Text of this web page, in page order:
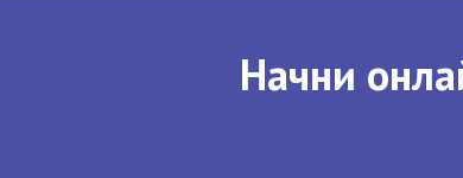
Начни